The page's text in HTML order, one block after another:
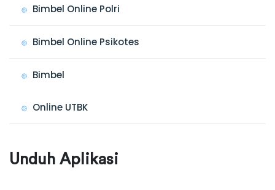
Bimbel Online Polri
Bimbel Online Psikotes
Bimbel
Online UTBK
Unduh Aplikasi